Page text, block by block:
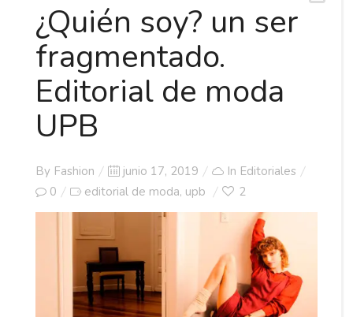
¿Quién soy? un ser
fragmentado.
Editorial de moda
UPB
By Fashion
Posted
on
junio 17, 2019 In Editoriales
0
editorial de moda, upb 2